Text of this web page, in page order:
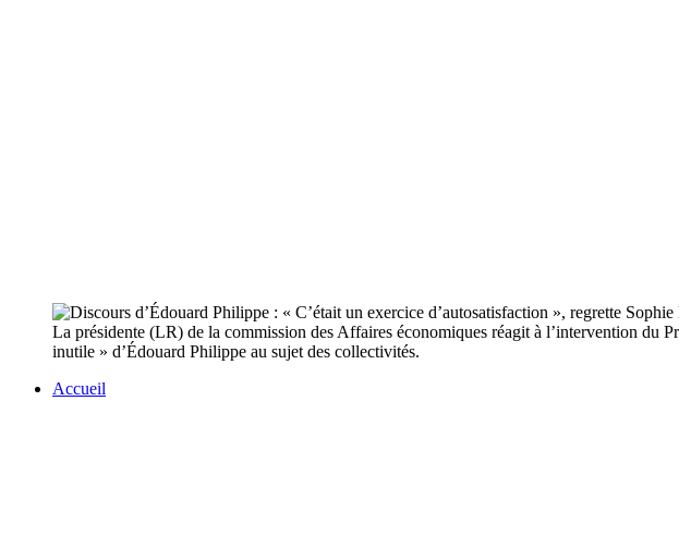
La présidente (LR) de la commission des Affaires économiques réagit à l’intervention du
inutile » d’Édouard Philippe au sujet des collectivités.
Accueil